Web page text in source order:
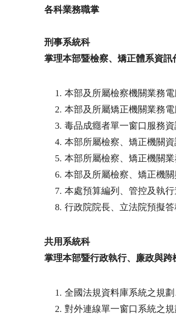
各科業務職掌
刑事系統科
掌理本部暨檢察、矯正體系資
本部及所屬檢察機關業務
本部及所屬矯正機關業務
毒品成癮者單一窗口服務
本部所屬檢察、矯正機關
本部所屬檢察、矯正機關
本部及所屬檢察、矯正機
本處預算編列、管控及執行
行政院院長、立法院預擬答
共用系統科
掌理本部暨行政執行、廉政與跨
全國法規資料庫系統之規劃
對外連線單一窗口系統之規